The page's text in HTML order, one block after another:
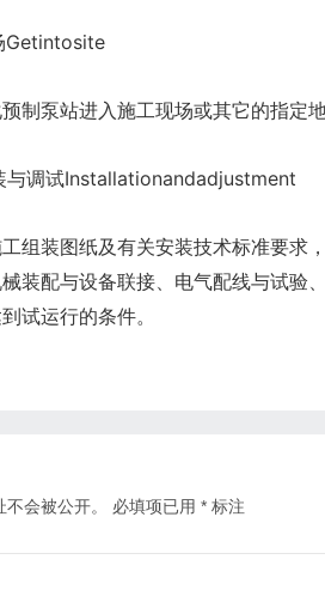
泵站进入施工现场或其它的指定地
调试Installationandadjustment
装图纸及有关安装技术标准要求
装配与设备联接、电气配线与试验
试运行的条件。
会被公开。 必填项已用 * 标注